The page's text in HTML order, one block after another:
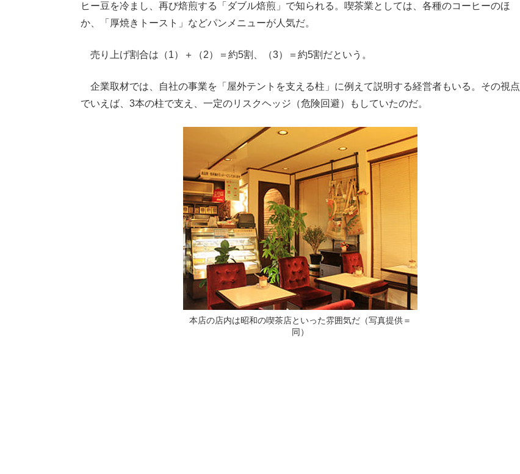
ヒー豆を冷まし、再び焙煎する「ダブル焙煎」で知られる。喫茶業としては、各種のコーヒーのほ
か、「厚焼きトースト」などパンメニューが人気だ。
売り上げ割合は（1）＋（2）＝約5割、（3）＝約5割だという。
企業取材では、自社の事業を「屋外テントを支える柱」に例えて説明する経営者もいる。その視点
でいえば、3本の柱で支え、一定のリスクヘッジ（危険回避）もしていたのだ。
本店の店内は昭和の喫茶店といった雰囲気だ（写真提供＝
同）